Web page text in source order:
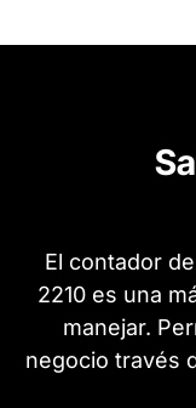
El contador
2210 es una
manejar.
negocio través